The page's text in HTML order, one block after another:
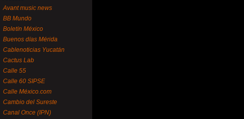
Avant music news
BB Mundo
Boletín México
Buenos días Mérida
Cablenoticias Yucatán
Cactus Lab
Calle 55
Calle 60 SIPSE
Calle México.com
Cambio del Sureste
Canal Once (IPN)